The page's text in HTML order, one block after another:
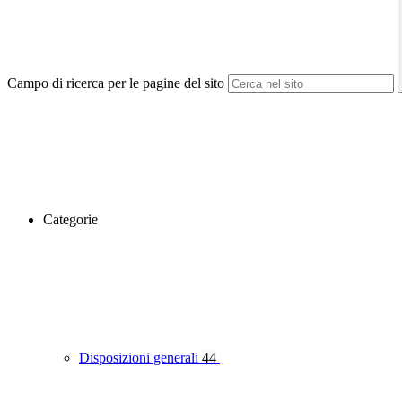
Campo di ricerca per le pagine del sito
Categorie
Disposizioni generali 44